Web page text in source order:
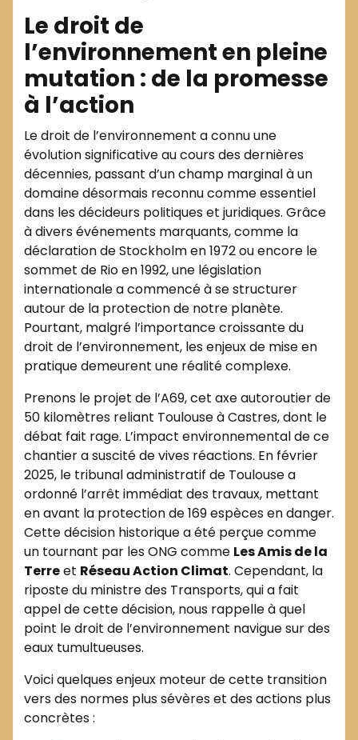
Le droit de
l’environnement en pleine
mutation : de la promesse
à l’action
Le droit de l’environnement a connu une
évolution significative au cours des dernières
décennies, passant d’un champ marginal à un
domaine désormais reconnu comme essentiel
dans les décideurs politiques et juridiques. Grâce
à divers événements marquants, comme la
déclaration de Stockholm en 1972 ou encore le
sommet de Rio en 1992, une législation
internationale a commencé à se structurer
autour de la protection de notre planète.
Pourtant, malgré l’importance croissante du
droit de l’environnement, les enjeux de mise en
pratique demeurent une réalité complexe.
Prenons le projet de l’A69, cet axe autoroutier de
50 kilomètres reliant Toulouse à Castres, dont le
débat fait rage. L’impact environnemental de ce
chantier a suscité de vives réactions. En février
2025, le tribunal administratif de Toulouse a
ordonné l’arrêt immédiat des travaux, mettant
en avant la protection de 169 espèces en danger.
Cette décision historique a été perçue comme
un tournant par les ONG comme Les Amis de la
Terreet Réseau Action Climat. Cependant, la
riposte du ministre des Transports, qui a fait
appel de cette décision, nous rappelle à quel
point le droit de l’environnement navigue sur des
eaux tumultueuses.
Voici quelques enjeux moteur de cette transition
vers des normes plus sévères et des actions plus
concrètes :